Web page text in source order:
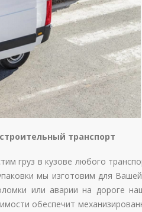
транспорт
груз в кузове любого
мы изготовим для
или аварии на дороге
обеспечит